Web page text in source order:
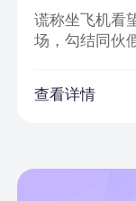
谎称坐飞机看
场，勾结同伙
诈骗特点：
信息或节目邀
2、骗子以＂
查看详情